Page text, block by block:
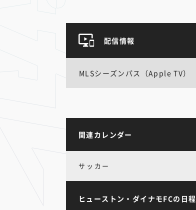
配信情報
MLSシーズンパス（Apple TV）
関連カレンダー
サッカー
ヒューストン・ダイナモFCの日程